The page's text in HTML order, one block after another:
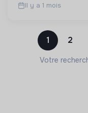
Il y a 1 mois
1 2
Votre